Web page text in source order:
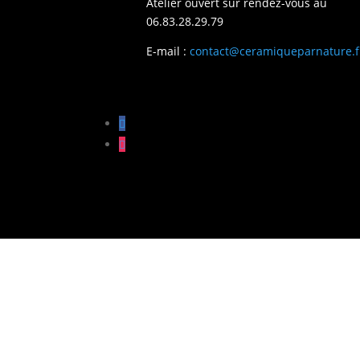
06.83.28.29.79
E-mail :